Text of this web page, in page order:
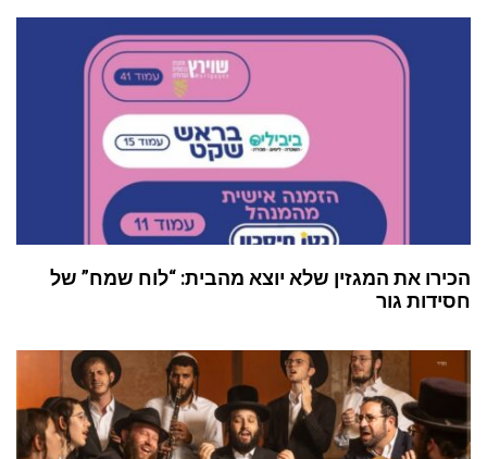
הכירו את המגזין שלא יוצא מהבית: “לוח שמח” של
חסידות גור